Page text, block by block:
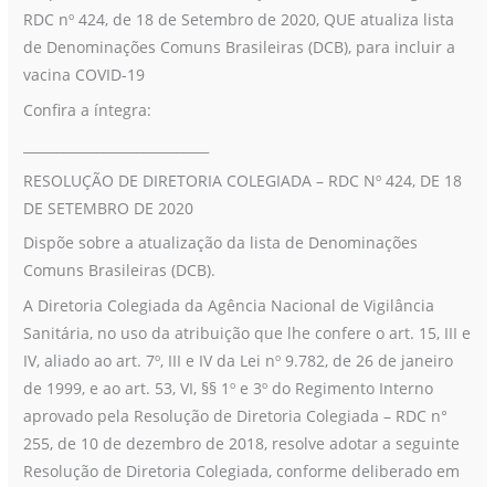
RDC nº 424, de 18 de Setembro de 2020, QUE atualiza lista
de Denominações Comuns Brasileiras (DCB), para incluir a
vacina COVID-19
Confira a íntegra:
RESOLUÇÃO DE DIRETORIA COLEGIADA – RDC Nº 424, DE 18
DE SETEMBRO DE 2020
Dispõe sobre a atualização da lista de Denominações
Comuns Brasileiras (DCB).
A Diretoria Colegiada da Agência Nacional de Vigilância
Sanitária, no uso da atribuição que lhe confere o art. 15, III e
IV, aliado ao art. 7º, III e IV da Lei nº 9.782, de 26 de janeiro
de 1999, e ao art. 53, VI, §§ 1º e 3º do Regimento Interno
aprovado pela Resolução de Diretoria Colegiada – RDC n°
255, de 10 de dezembro de 2018, resolve adotar a seguinte
Resolução de Diretoria Colegiada, conforme deliberado em
incluir
Vacina
Covid-
19